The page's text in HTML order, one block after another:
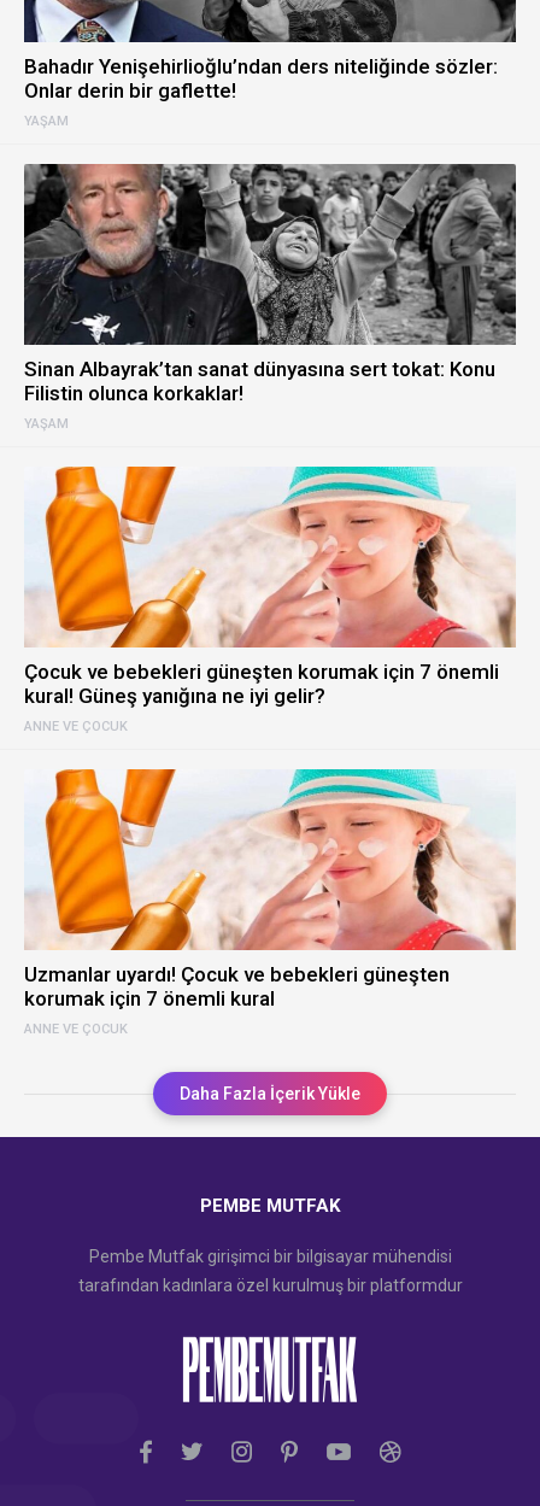
YAŞAM
Bahadır Yenişehirlioğlu’ndan ders niteliğinde sözler:
Onlar derin bir gaflette!
YAŞAM
Sinan Albayrak’tan sanat dünyasına sert tokat: Konu
Filistin olunca korkaklar!
ANNE VE ÇOCUK
Çocuk ve bebekleri güneşten korumak için 7 önemli
kural! Güneş yanığına ne iyi gelir?
ANNE VE ÇOCUK
Uzmanlar uyardı! Çocuk ve bebekleri güneşten
korumak için 7 önemli kural
Daha Fazla İçerik Yükle
PEMBE MUTFAK
Pembe Mutfak girişimci bir bilgisayar mühendisi
tarafından kadınlara özel kurulmuş bir platformdur